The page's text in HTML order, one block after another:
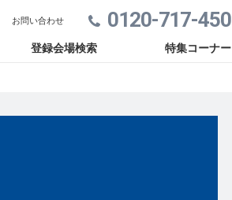
0120-717-450
登録会場検索 特集コーナー
お問い合わせ